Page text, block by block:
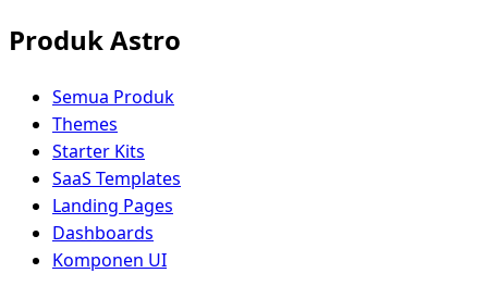
Produk Astro
Semua Produk
Themes
Starter Kits
SaaS Templates
Landing Pages
Dashboards
Komponen UI